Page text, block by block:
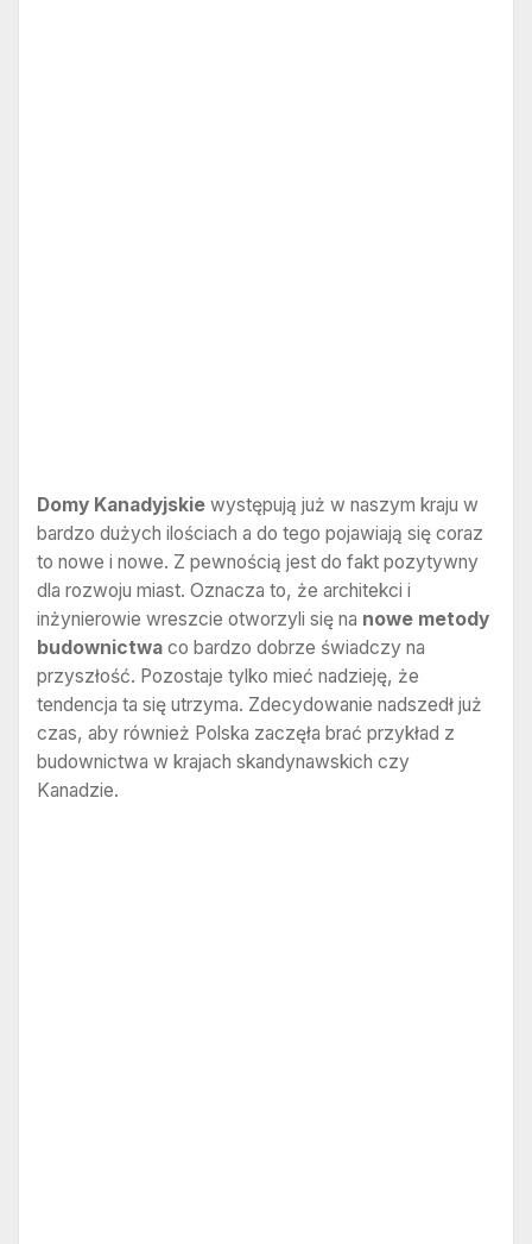
Domy Kanadyjskie występują już w naszym kraju w
bardzo dużych ilościach a do tego pojawiają się coraz
to nowe i nowe. Z pewnością jest do fakt pozytywny
dla rozwoju miast. Oznacza to, że architekci i
inżynierowie wreszcie otworzyli się na nowe metody
budownictwa co bardzo dobrze świadczy na
przyszłość. Pozostaje tylko mieć nadzieję, że
tendencja ta się utrzyma. Zdecydowanie nadszedł już
czas, aby również Polska zaczęła brać przykład z
budownictwa w krajach skandynawskich czy
Kanadzie.